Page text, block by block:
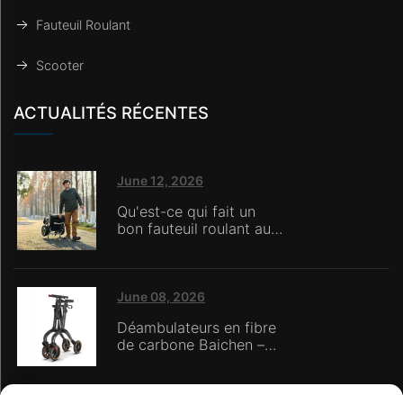
Fauteuil Roulant
Scooter
ACTUALITÉS RÉCENTES
June 12, 2026
Qu'est-ce qui fait un
bon fauteuil roulant aux
June 08, 2026
Déambulateurs en fibre
de carbone Baichen –